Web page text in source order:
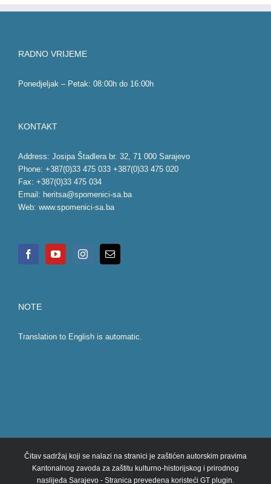
RADNO VRIJEME
Ponedjeljak – Petak: 08:00h do 16:00h
KONTAKT
Address: Josipa Štadlera br. 32, 71 000 Sarajevo
Phone: +387(0)33 475 033 +387(0)33 475 020
Fax: +387(0)33 475 034
Email: heritsa@spomenici-sa.ba
Web: www.spomenici-sa.ba
NOTE
Translation to English is automatic.
Čitav sadržaj koji se nalazi na stranici je zaštićen autorskim pravima
Kantonalnog zavoda za zaštitu kulturno-historijskog i prirodnog
naslijeđa Sarajevo - Stranica prevedena koristeći GT plugin.